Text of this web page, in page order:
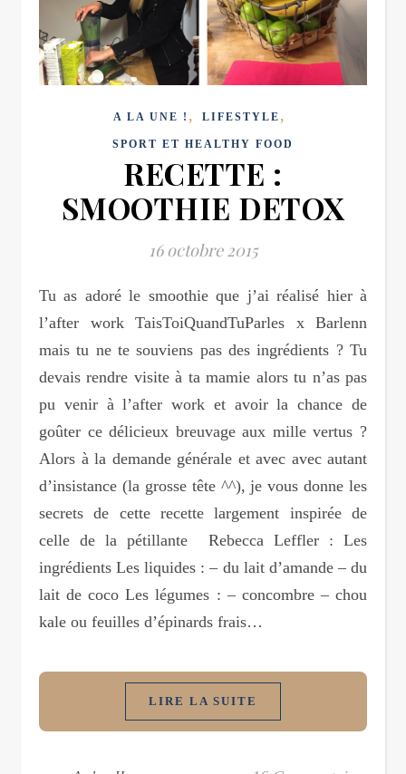
A LA UNE ! , LIFESTYLE ,
SPORT ET HEALTHY FOOD
RECETTE :
SMOOTHIE DETOX
16 octobre 2015
Tu as adoré le smoothie que j’ai réalisé hier à
l’after work TaisToiQuandTuParles x Barlenn
mais tu ne te souviens pas des ingrédients ? Tu
devais rendre visite à ta mamie alors tu n’as pas
pu venir à l’after work et avoir la chance de
goûter ce délicieux breuvage aux mille vertus ?
Alors à la demande générale et avec avec autant
d’insistance (la grosse tête ^^), je vous donne les
secrets de cette recette largement inspirée de
celle de la pétillante Rebecca Leffler : Les
ingrédients Les liquides : – du lait d’amande – du
lait de coco Les légumes : – concombre – chou
kale ou feuilles d’épinards frais…
LIRE LA SUITE